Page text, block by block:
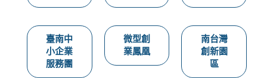
臺南中
小企業
服務團
微型創
業鳳凰
南台灣
創新園
區